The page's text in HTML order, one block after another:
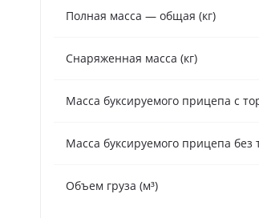
Полная масса — общая (кг)
Снаряженная масса (кг)
Масса буксируемого прицепа с
Масса буксируемого прицепа без
Объем груза (м³)